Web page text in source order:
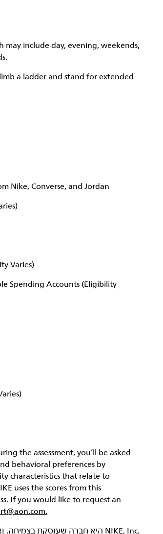
include day, evening, weekends,
a ladder and stand for extended
Nike, Converse, and Jordan
Varies)
Spending Accounts (Eligibility
the assessment, you’ll be asked
behavioral preferences by
characteristics that relate to
uses the scores from this
If you would like to request an